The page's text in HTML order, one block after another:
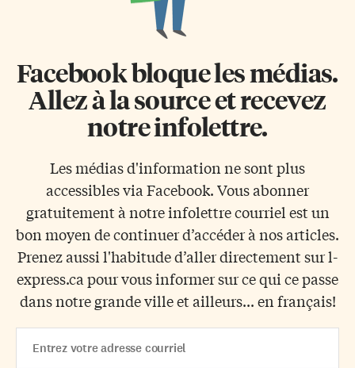
Facebook bloque les médias.
Allez à la source et recevez
notre infolettre.
Les médias d'information ne sont plus
accessibles via Facebook. Vous abonner
gratuitement à notre infolettre courriel est un
bon moyen de continuer d’accéder à nos articles.
Prenez aussi l'habitude d’aller directement sur l-
express.ca pour vous informer sur ce qui ce passe
dans notre grande ville et ailleurs... en français!
Address